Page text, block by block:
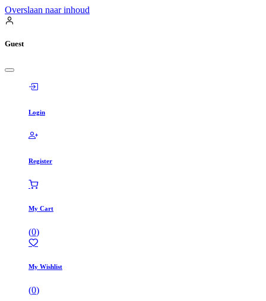
Overslaan naar inhoud
Guest
Login
Register
My Cart
(0)
My Wishlist
(0)